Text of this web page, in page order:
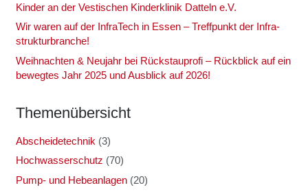
Kin­der an der Ves­ti­schen Kin­der­kli­nik Dat­teln e.V.
Wir waren auf der Infra­Tech in Essen – Treff­punkt der Infra­
struk­tur­bran­che!
Weih­nach­ten & Neu­jahr bei Rück­stau­pro­fi – Rück­blick auf ein
beweg­tes Jahr 2025 und Aus­blick auf 2026!
The­men­über­sicht
Abscheidetechnik (3)
Hochwasserschutz (70)
Pump- und Hebeanlagen(20)